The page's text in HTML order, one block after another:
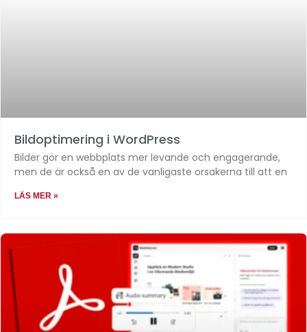
Bildoptimering i WordPress
Bilder gör en webbplats mer levande och engagerande,
men de är också en av de vanligaste orsakerna till att en
LÄS MER »